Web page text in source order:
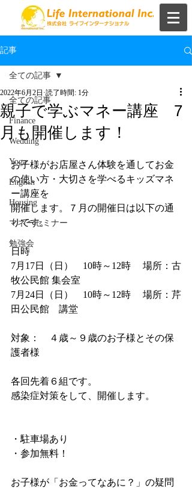
記事
全ての記事
Finance
Wedding
Yoga
English
Housing
マネーセミナー
勉強会
全ての記事
親子で学ぶマネー講座 7
月も開催します！
2022年6月2日 読了時間: 1分
お子様がお店屋さん体験を通してお金
の使い方・大切さを学べるキッズマネ
ー講座を
開催します。７月の開催日は以下の通
りです。
日時
7月17日（日）　10時～12時 　場所：古
牧公民館 集会室
7月24日（日）　10時～12時　 場所：芹
田公民館　講堂
対象：　４歳～９歳のお子様とその保
護者様
各回先着６組です。
感染症対策をして、開催します。
・駐車場あり
・参加無料！
お子様が「お金ってなあに？」の疑問